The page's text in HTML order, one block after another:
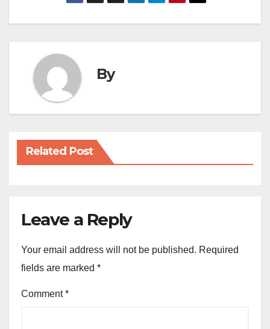
By
Related Post
Leave a Reply
Your email address will not be published. Required
fields are marked *
Comment*